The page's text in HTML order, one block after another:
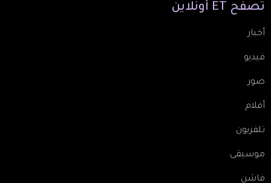
تصفّح ET أونلاين
أخبار
فيديو
صور
أفلام
تلفزيون
موسيقى
فاشن